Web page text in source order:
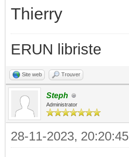
Thierry
ERUN libriste
Site web Trouver
Steph
Administrator
28-11-2023, 20:20:45